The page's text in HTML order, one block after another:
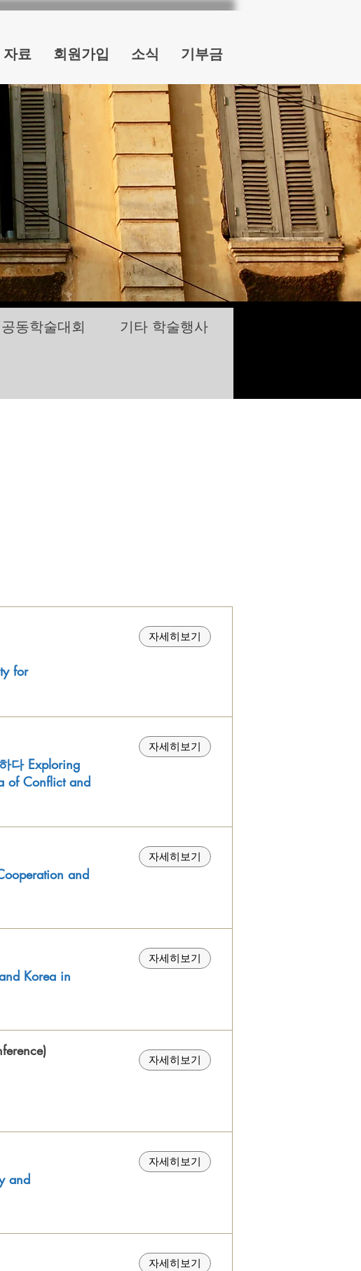
자료 회원가입 소식 기부금
공동학술대회 기타 학술행사
for
자세히보기
다 Exploring
of Conflict and
자세히보기
and
자세히보기
Korea in
자세히보기
자세히보기
and
자세히보기
자세히보기